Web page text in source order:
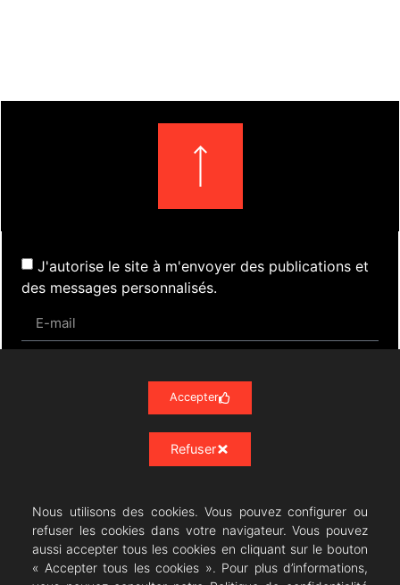
J'autorise le site à m'envoyer des publications et
des messages personnalisés.
Évènements Presse
Contact
Mentions Légales
Nous utilisons des cookies. Vous pouvez configurer ou
refuser les cookies dans votre navigateur. Vous pouvez
aussi accepter tous les cookies en cliquant sur le bouton
« Accepter tous les cookies ». Pour plus d’informations,
Accepter
Refuser